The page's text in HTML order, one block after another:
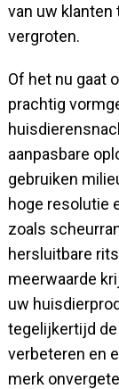
van uw
vergroten.
Of het nu gaat
prachtig
aanpasbare
gebruiken
hoge resolutie
zoals
hersluitbare
meerwaarde
uw
tegelijkertijd
verbeteren en
merk